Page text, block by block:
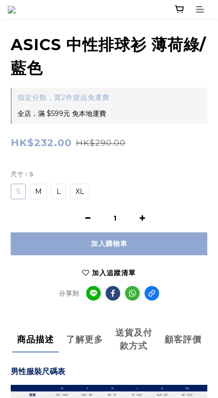
ASICS 中性排球衫 薄荷綠/
藍色
指定分類，買2件貨品免運費
全店，滿 $599元 免本地運費
HK$232.00 HK$290.00
尺寸 : S
S M L XL
加入購物車
加入追蹤清單
分享到
商品描述 了解更多
送貨及付
款方式
顧客評價
男性服裝尺碼表